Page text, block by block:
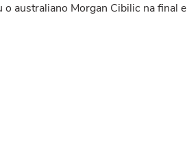
australiano Morgan Cibilic na final